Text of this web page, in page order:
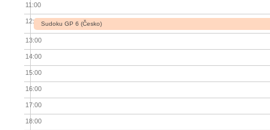
11:00
12:00Sudoku GP 6 (Česko)
13:00
14:00
15:00
16:00
17:00
18:00